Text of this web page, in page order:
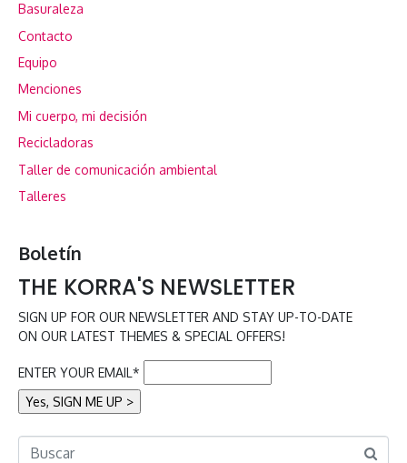
Basuraleza
Contacto
Equipo
Menciones
Mi cuerpo, mi decisión
Recicladoras
Taller de comunicación ambiental
Talleres
Boletín
THE KORRA'S NEWSLETTER
SIGN UP FOR OUR NEWSLETTER AND STAY UP-TO-DATE
ON OUR LATEST THEMES & SPECIAL OFFERS!
ENTER YOUR EMAIL*